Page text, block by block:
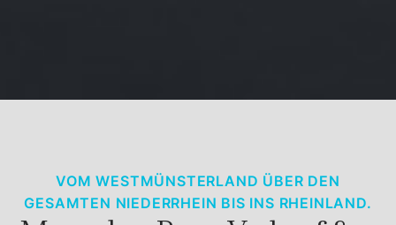
VOM WESTMÜNSTERLAND ÜBER DEN
GESAMTEN NIEDERRHEIN BIS INS RHEINLAND.